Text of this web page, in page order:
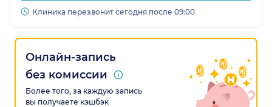
Клиника перезвонит сегодня после 09:00
Онлайн-запись
без комиссии
Более того, за каждую запись
вы получаете кэшбэк